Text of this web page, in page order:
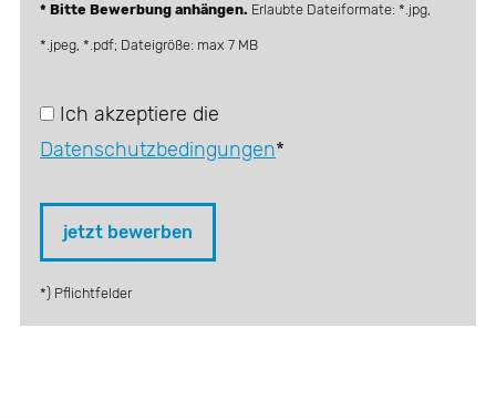
* Bitte Bewerbung anhängen. Erlaubte Dateiformate: *.jpg,
*.jpeg, *.pdf; Dateigröße: max 7 MB
Ich akzeptiere die
Datenschutzbedingungen*
*) Pflichtfelder